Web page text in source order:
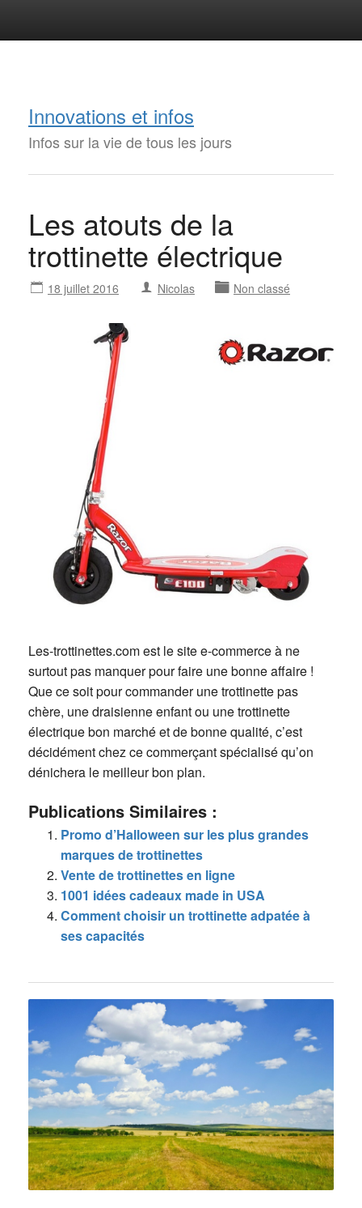
Innovations et infos
Infos sur la vie de tous les jours
Les atouts de la
trottinette électrique
18 juillet 2016 Nicolas Non classé
Les-trottinettes.com est le site e-commerce à ne
surtout pas manquer pour faire une bonne affaire !
Que ce soit pour commander une trottinette pas
chère, une draisienne enfant ou une trottinette
électrique bon marché et de bonne qualité, c’est
décidément chez ce commerçant spécialisé qu’on
dénichera le meilleur bon plan.
Publications Similaires :
Promo d’Halloween sur les plus grandes
marques de trottinettes
Vente de trottinettes en ligne
1001 idées cadeaux made in USA
Comment choisir un trottinette adpatée à
ses capacités